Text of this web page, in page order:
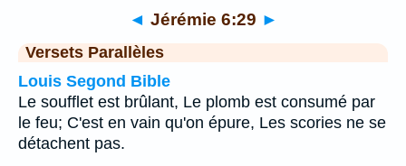
◄ Jérémie 6:29 ►
Versets Parallèles
Louis Segond Bible
Le soufflet est brûlant, Le plomb est consumé par
le feu; C'est en vain qu'on épure, Les scories ne se
détachent pas.